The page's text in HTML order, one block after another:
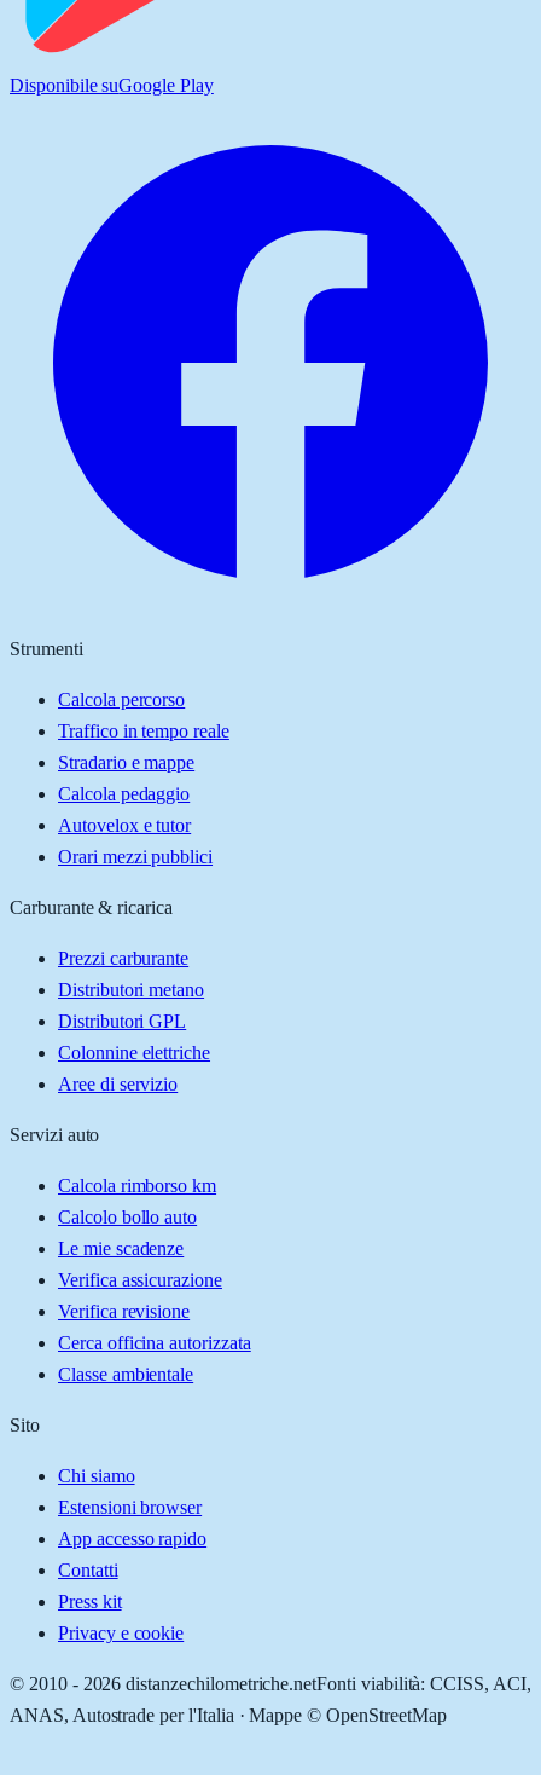
Disponibile suGoogle Play
Strumenti
Calcola percorso
Traffico in tempo reale
Stradario e mappe
Calcola pedaggio
Autovelox e tutor
Orari mezzi pubblici
Carburante & ricarica
Prezzi carburante
Distributori metano
Distributori GPL
Colonnine elettriche
Aree di servizio
Servizi auto
Calcola rimborso km
Calcolo bollo auto
Le mie scadenze
Verifica assicurazione
Verifica revisione
Cerca officina autorizzata
Classe ambientale
Sito
Chi siamo
Estensioni browser
App accesso rapido
Contatti
Press kit
Privacy e cookie
© 2010 - 2026 distanzechilometriche.netFonti viabilità: CCISS, ACI,
ANAS, Autostrade per l'Italia · Mappe © OpenStreetMap